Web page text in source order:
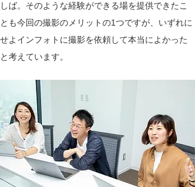
しば。そのような経験ができる場を提供できたこ
とも今回の撮影のメリットの1つですが、いずれに
せよインフォトに撮影を依頼して本当によかった
と考えています。